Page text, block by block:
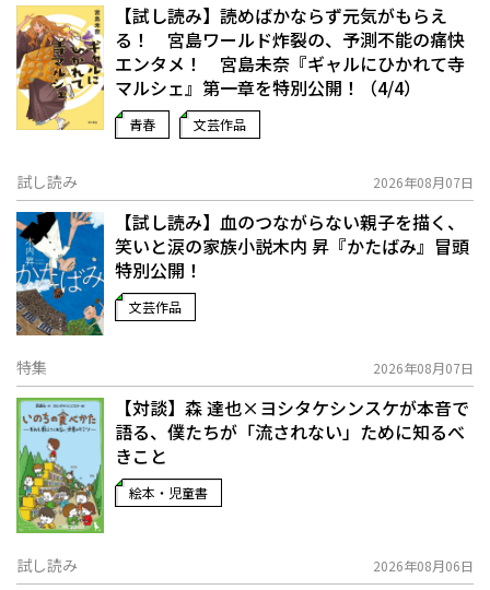
【試し読み】読めばかならず元気がもらえ
る！ 宮島ワールド炸裂の、予測不能の痛快
エンタメ！ 宮島未奈『ギャルにひかれて寺
マルシェ』第一章を特別公開！（4/4）
青春 文芸作品
試し読み 2026年08月07日
【試し読み】血のつながらない親子を描く、
笑いと涙の家族小説――木内 昇『かたばみ』冒頭
特別公開！
文芸作品
特集 2026年08月07日
【対談】森 達也×ヨシタケシンスケが本音で
語る、僕たちが「流されない」ために知るべ
きこと
絵本・児童書
試し読み 2026年08月06日